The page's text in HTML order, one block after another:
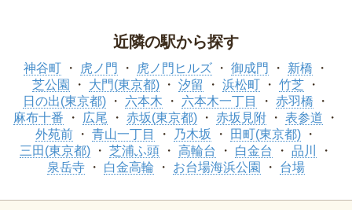
近隣の駅から探す
神谷町 虎ノ門 虎ノ門ヒルズ 御成門
新橋
芝公園
大門(東京都) 汐留 浜松町
竹芝
日の出(東京都)
六本木 六本木一丁目
赤羽橋
麻布十番
広尾 赤坂(東京都) 赤坂見附
表参道
外苑前
青山一丁目 乃木坂
田町(東京都)
三田(東京都)
芝浦ふ頭 高輪台 白金台
品川
泉岳寺
白金高輪 お台場海浜公園 台場